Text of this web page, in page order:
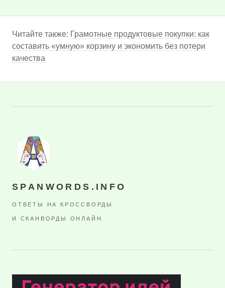
Читайте также: Грамотные продуктовые покупки: как
составить «умную» корзину и экономить без потери
качества
SPANWORDS.INFO
ОТВЕТЫ НА КРОССВОРДЫ
И СКАНВОРДЫ ОНЛАЙН